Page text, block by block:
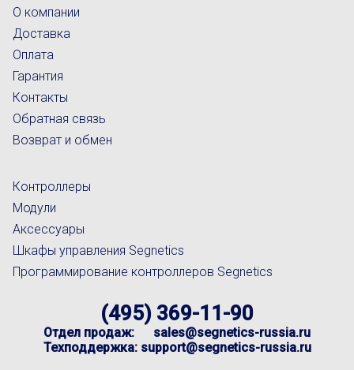
О компании
Доставка
Оплата
Гарантия
Контакты
Обратная связь
Возврат и обмен
Контроллеры
Модули
Аксессуары
Шкафы управления Segnetics
Программирование контроллеров Segnetics
(495) 369-11-90
Отдел продаж: sales@segnetics-russia.ru
Техподдержка: support@segnetics-russia.ru